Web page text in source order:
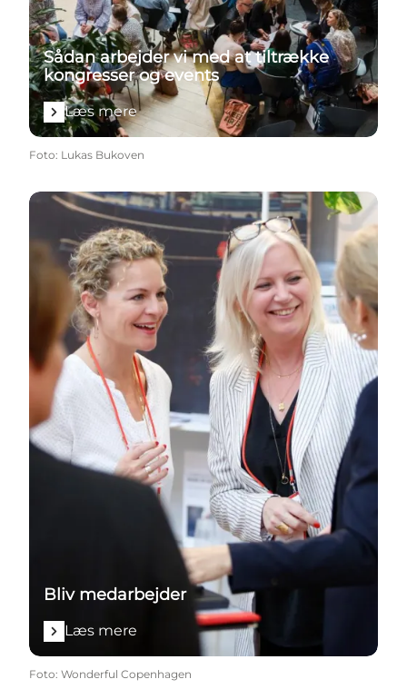
Sådan arbejder vi med at tiltrække
kongresser og events
Læs mere
Foto: Lukas Bukoven
Læs mere
Bliv medarbejder
Læs mere
Foto: Wonderful Copenhagen